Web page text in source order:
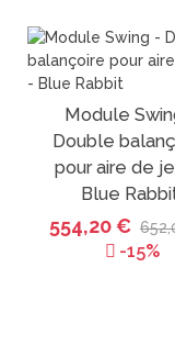
VENTEModule
Double
pour aire de
Blue
554,20 €
-15%